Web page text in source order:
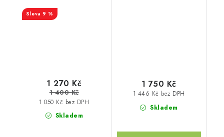
9 %
Skladem
1 050 Kč bez DPH
1 270 Kč
1 400 Kč
Skladem
1 446 Kč bez DPH
1 750 Kč